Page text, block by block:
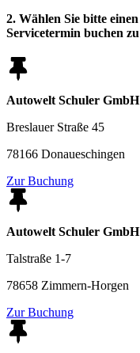
2. Wählen Sie bitte
Servicetermin buchen
Autowelt Schuler GmbH
Breslauer Straße 45
78166 Donaueschingen
Zur Buchung
Autowelt Schuler GmbH
Talstraße 1-7
78658 Zimmern-Horgen
Zur Buchung